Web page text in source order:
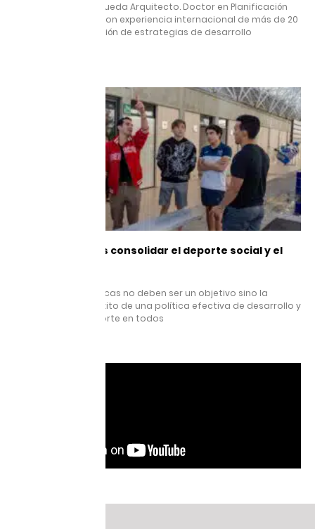
Guillermo Sánchez Rueda Arquitecto. Doctor en Planificación
Urbana y Regional, con experiencia internacional de más de 20
años en la elaboración de estrategias de desarrollo
Nos proponemos consolidar el deporte social y el
Las medallas olímpicas no deben ser un objetivo sino la
consecuencia del éxito de una política efectiva de desarrollo y
promoción del deporte en todos